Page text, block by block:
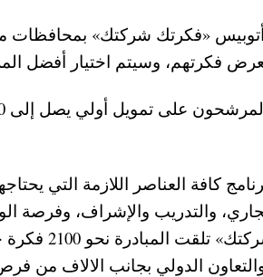
«فكرتك شركتك» بمحافظات
فكرتهم، وسيتم اختيار أفضل
كافة العناصر اللازمة التي
والتدريب والإشراف، وفرصة
«فكرتك
والتعاون الدولي بجانب الالاف من